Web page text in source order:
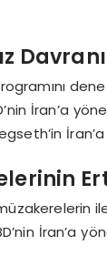
programını
İran’a
İran’a